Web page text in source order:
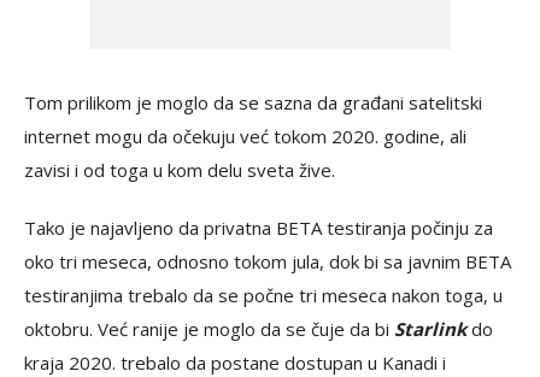
Tom prilikom je moglo da se sazna da građani satelitski
internet mogu da očekuju već tokom 2020. godine, ali
zavisi i od toga u kom delu sveta žive.
Tako je najavljeno da privatna BETA testiranja počinju za
oko tri meseca, odnosno tokom jula, dok bi sa javnim BETA
testiranjima trebalo da se počne tri meseca nakon toga, u
oktobru. Već ranije je moglo da se čuje da bi Starlinkdo
kraja 2020. trebalo da postane dostupan u Kanadi i